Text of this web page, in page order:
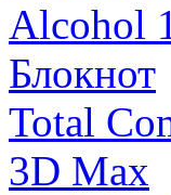
Alcohol
Блокнот
Total
3D Max